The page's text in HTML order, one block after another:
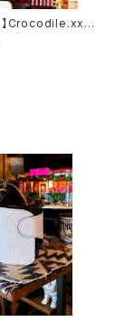
】Crocodile.xxx.